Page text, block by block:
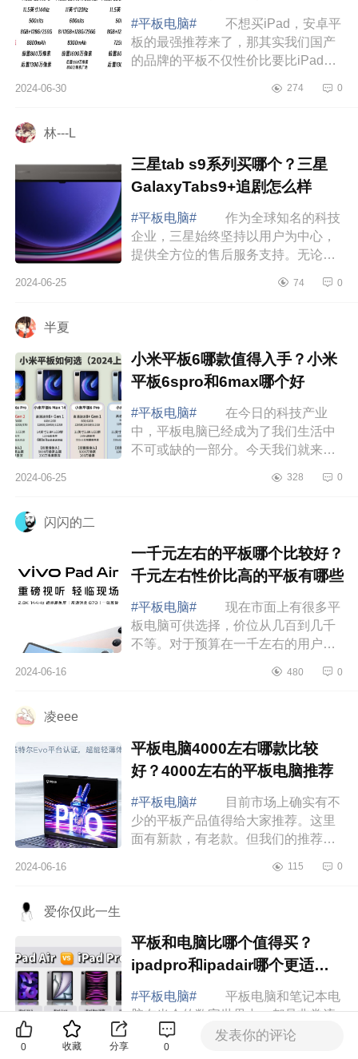
号推荐
#平板电脑#
不想买iPad，安卓平
板的最强推荐来了，那其实我们国产
的品牌的平板不仅性价比要比iPad高
有所长的，所以如果你清楚自己买平
2024-06-30 274 0
林---L
三星tab s9系列买哪个？三星
GalaxyTabs9+追剧怎么样
#平板电脑#
作为全球知名的科技
企业，三星始终坚持以用户为中心，
提供全方位的售后服务支持。无论是
到快速响应和专业解决。下面小编为
2024-06-25 74 0
半夏
小米平板6哪款值得入手？小米
平板6spro和6max哪个好
#平板电脑#
在今日的科技产业
中，平板电脑已经成为了我们生活中
不可或缺的一部分。今天我们就来对
板6sPro和小米平板6max，看看它们
2024-06-25 328 0
闪闪的二
一千元左右的平板哪个比较好？
千元左右性价比高的平板有哪些
#平板电脑#
现在市面上有很多平
板电脑可供选择，价位从几百到几千
不等。对于预算在一千左右的用户来
就显得格外重要了。下面小编为大家
2024-06-16 480 0
凌eee
平板电脑4000左右哪款比较
好？4000左右的平板电脑推荐
#平板电脑#
目前市场上确实有不
少的平板产品值得给大家推荐。这里
面有新款，有老款。但我们的推荐原
小编为大家介绍下平板电脑4000左右
2024-06-16 115 0
爱你仅此一生
平板和电脑比哪个值得买？
ipadpro和ipadair哪个更适用
于办公
#平板电脑#
平板电脑和笔记本电
脑在当今的数字世界中，都是非常流
行的移动设备。它们各自有不同的优
势和特点，使得选择哪一种成为一种
0 收藏 分享 0
发表你的评论